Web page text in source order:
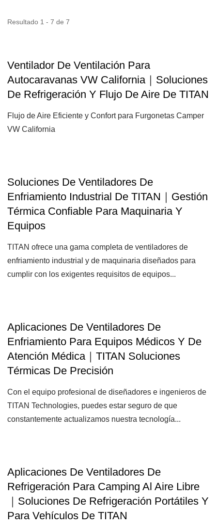
Resultado 1 - 7 de 7
Ventilador De Ventilación Para
Autocaravanas VW California｜Soluciones
De Refrigeración Y Flujo De Aire De TITAN
Flujo de Aire Eficiente y Confort para Furgonetas Camper
VW California
Soluciones De Ventiladores De
Enfriamiento Industrial De TITAN｜Gestión
Térmica Confiable Para Maquinaria Y
Equipos
TITAN ofrece una gama completa de ventiladores de
enfriamiento industrial y de maquinaria diseñados para
cumplir con los exigentes requisitos de equipos...
Aplicaciones De Ventiladores De
Enfriamiento Para Equipos Médicos Y De
Atención Médica｜TITAN Soluciones
Térmicas De Precisión
Con el equipo profesional de diseñadores e ingenieros de
TITAN Technologies, puedes estar seguro de que
constantemente actualizamos nuestra tecnología...
Aplicaciones De Ventiladores De
Refrigeración Para Camping Al Aire Libre
｜Soluciones De Refrigeración Portátiles Y
Para Vehículos De TITAN